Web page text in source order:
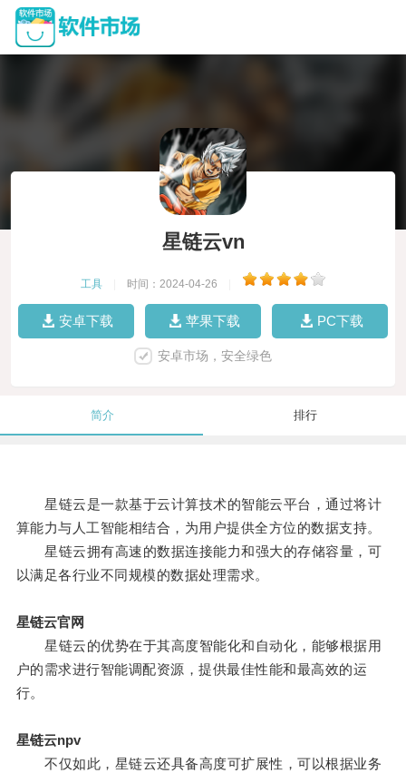
星链云vn
工具 时间：2024-04-26
安卓下载 苹果下载 PC下载
安卓市场，安全绿色
简介 排行
星链云是一款基于云计算技术的智能云平台，通过将计
算能力与人工智能相结合，为用户提供全方位的数据支持。
星链云拥有高速的数据连接能力和强大的存储容量，可
以满足各行业不同规模的数据处理需求。
星链云官网
星链云的优势在于其高度智能化和自动化，能够根据用
户的需求进行智能调配资源，提供最佳性能和最高效的运
行。
星链云npv
不仅如此，星链云还具备高度可扩展性，可以根据业务